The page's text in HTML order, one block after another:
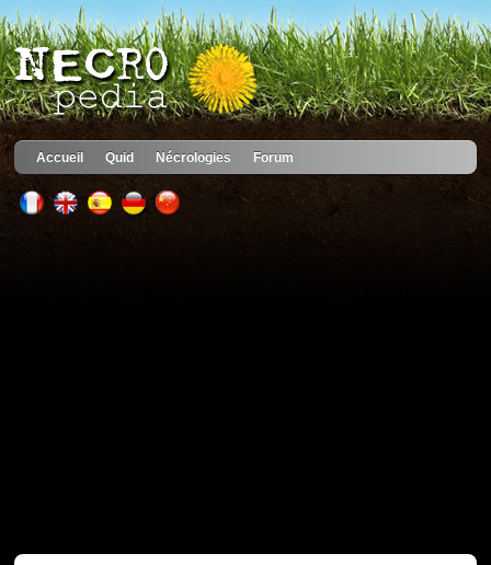
Accueil Quid Nécrologies Forum